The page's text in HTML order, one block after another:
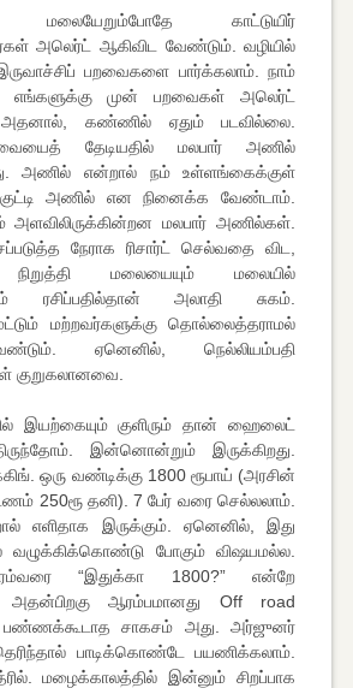
மலையேறும்போதே காட்டுயிர்
அலெர்ட் ஆகிவிட வேண்டும். வழியில்
பறவைகளை பார்க்கலாம். நாம்
எங்களுக்கு முன் பறவைகள் அலெர்ட்
அதனால், கண்ணில் ஏதும் படவில்லை.
தேடியதில் மலபார் அணில்
அணில் என்றால் நம் உள்ளங்கைக்குள்
குட்டி அணில் என நினைக்க வேண்டாம்.
அளவிலிருக்கின்றன மலபார் அணில்கள்.
நேராக ரிசார்ட் செல்வதை விட,
மலையையும் மலையில்
ரசிப்பதில்தான் அலாதி சுகம்.
மற்றவர்களுக்கு தொல்லைத்தராமல்
ஏனெனில், நெல்லியம்பதி
குறுகலானவை.
இயற்கையும் குளிரும் தான் ஹைலைட்
இன்னொன்றும் இருக்கிறது.
ஒரு வண்டிக்கு 1800 ரூபாய் (அரசின்
250ரூ தனி). 7 பேர் வரை செல்லலாம்.
எளிதாக இருக்கும். ஏனெனில், இது
வழுக்கிக்கொண்டு போகும் விஷயமல்ல.
“இதுக்கா 1800?” என்றே
ஆரம்பமானது Off road
சாகசம் அது. அர்ஜுனர்
பாடிக்கொண்டே பயணிக்கலாம்.
மழைக்காலத்தில் இன்னும் சிறப்பாக